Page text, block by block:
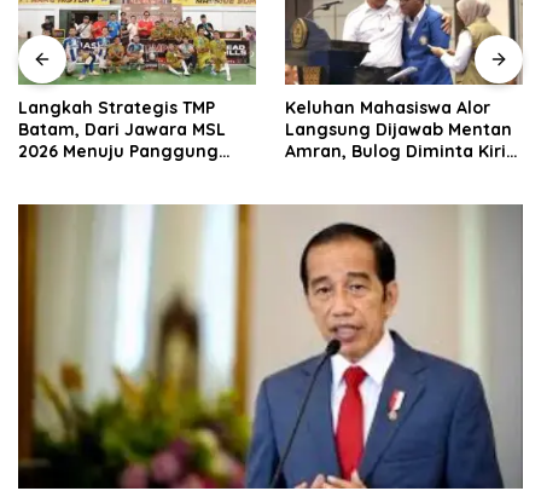
Langkah Strategis TMP
Batam, Dari Jawara MSL
2026 Menuju Panggung
Keluhan Mahasiswa Alor
Langsung Dijawab Mentan
Amran, Bulog Diminta Kirim